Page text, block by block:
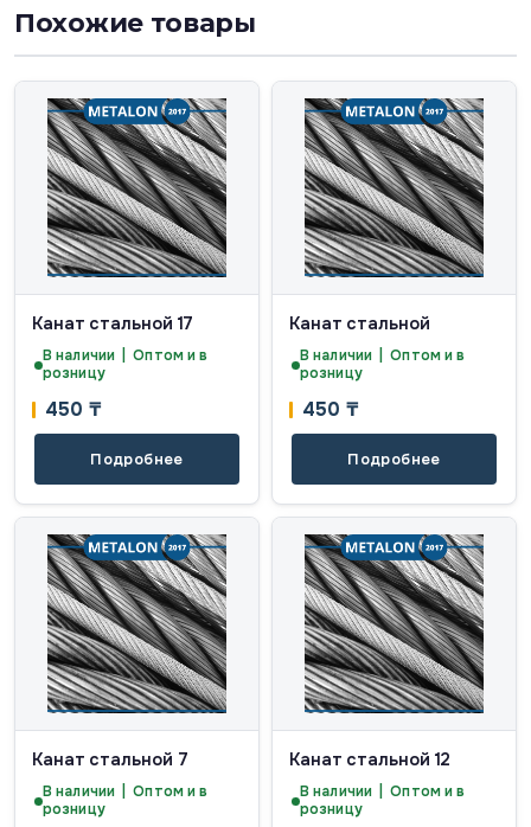
Похожие товары
Канат стальной 17
В наличии | Оптом и в
розницу
450 ₸
Подробнее
Канат стальной
В наличии | Оптом и в
розницу
450 ₸
Подробнее
Канат стальной 7
В наличии | Оптом и в
розницу
Канат стальной 12
В наличии | Оптом и в
розницу